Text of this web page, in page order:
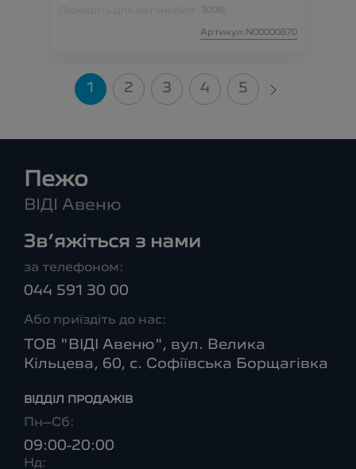
Підходить для автомобіля : 3008;
Артикул:N00000870
1 2 3 4 5
Пежо
ВІДІ Авеню
Зв’яжіться з нами
за телефоном:
044 591 30 00
Або приїздіть до нас:
ТОВ "ВІДІ Авеню", вул. Велика
Кільцева, 60, с. Софіївська Борщагівка
ВІДДІЛ ПРОДАЖІВ
Пн–Сб:
09:00-20:00
Нд: